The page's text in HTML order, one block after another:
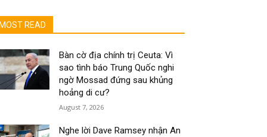
MOST READ
Bàn cờ địa chính trị Ceuta: Vì
sao tình báo Trung Quốc nghi
ngờ Mossad đứng sau khủng
hoảng di cư?
August 7, 2026
Nghe lời Dave Ramsey nhận An